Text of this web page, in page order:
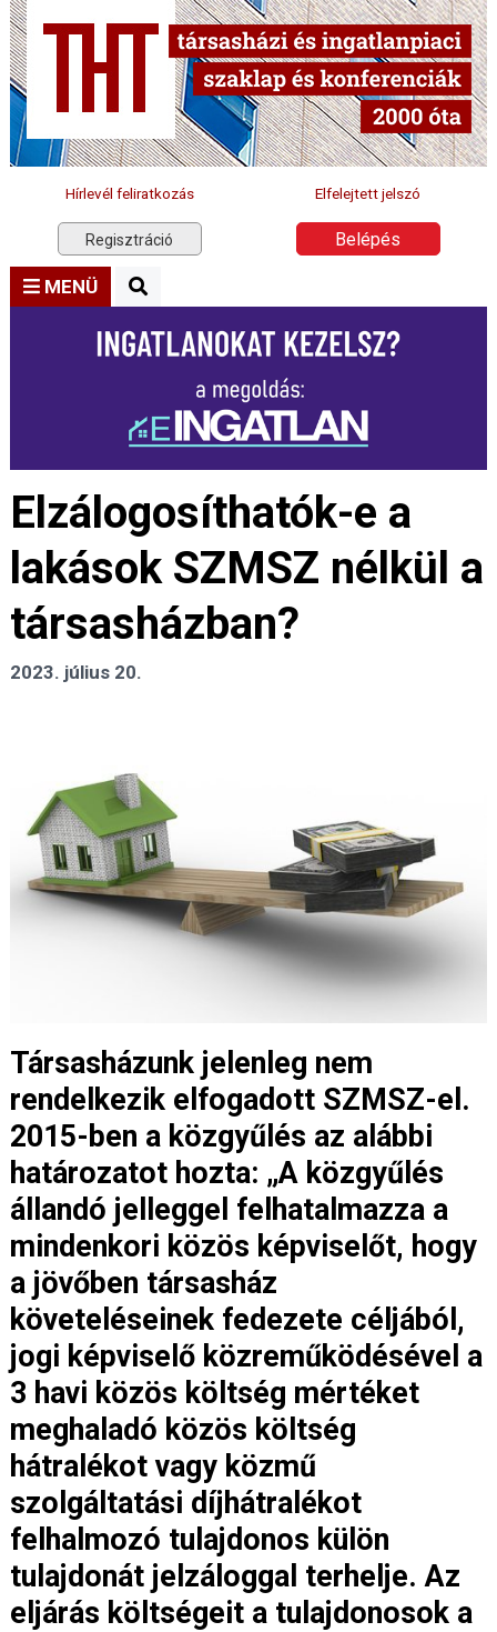
Hírlevél feliratkozás Elfelejtett jelszó
Regisztráció Belépés
MENÜ
Elzálogosíthatók-e a
lakások SZMSZ nélkül a
társasházban?
2023. július 20.
Társasházunk jelenleg nem
rendelkezik elfogadott SZMSZ-el.
2015-ben a közgyűlés az alábbi
határozatot hozta: „A közgyűlés
állandó jelleggel felhatalmazza a
mindenkori közös képviselőt, hogy
a jövőben társasház
követeléseinek fedezete céljából,
jogi képviselő közreműködésével a
3 havi közös költség mértéket
meghaladó közös költség
hátralékot vagy közmű
szolgáltatási díjhátralékot
felhalmozó tulajdonos külön
tulajdonát jelzáloggal terhelje. Az
eljárás költségeit a tulajdonosok a